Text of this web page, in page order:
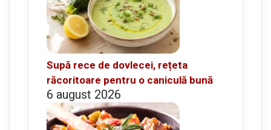
Supă rece de dovlecei, rețeta
răcoritoare pentru o caniculă bună
6 august 2026